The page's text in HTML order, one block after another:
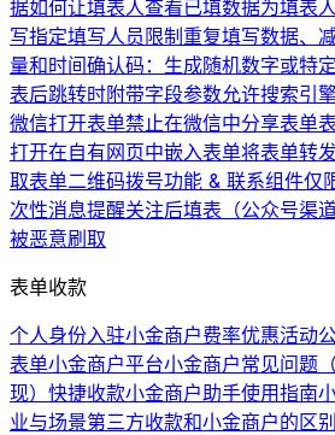
据如何让填表人查看已填数据为填表
写指定填写人员限制重复填写数据、
量和时间确认码：生成随机数字或特
表后跳转时附带字段参数允许搜索引
微信打开表单禁止在微信中分享表单
打开在自有网页中嵌入表单将表单转
取表单二维码拨号功能 & 联系组件仅
次性消息提醒关注后填表（公众号渠道
被恶意刷取
表单收款
个人身份入驻小金商户费率优惠活动
表单小金商户平台小金商户常见问题
现） 快捷收款小金商户助手使用指南
业与场景第三方收款和小金商户的区别